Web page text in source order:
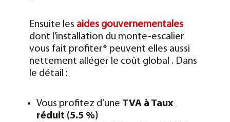
Ensuite les aides gouvernementales
dont l’installation du monte-escalier
vous fait profiter* peuvent elles aussi
nettement alléger le coût global . Dans
le détail :
Vous profitez d’une TVA à Taux
réduit (5.5 %)